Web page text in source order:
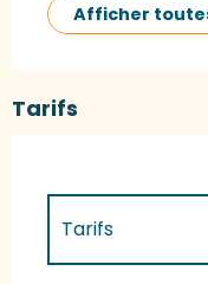
Afficher
Tarifs
Tarifs